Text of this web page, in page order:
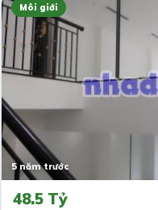
Môi giới
5 năm trước
48.5 Tỷ